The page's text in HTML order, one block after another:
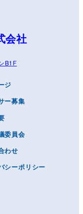
会社
B1F
ジ
ー募集
委員会
わせ
シーポリシー